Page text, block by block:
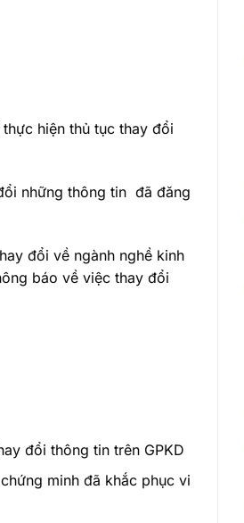
hiện thủ tục thay đổi
những thông tin đã đăng
đổi về ngành nghề kinh
báo về việc thay đổi
đổi thông tin trên GPKD
minh đã khắc phục vi